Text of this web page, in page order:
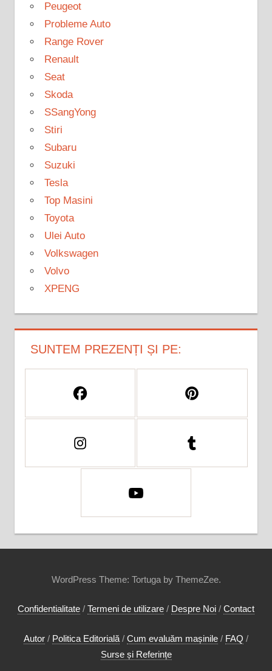
Peugeot
Probleme Auto
Range Rover
Renault
Seat
Skoda
SSangYong
Stiri
Subaru
Suzuki
Tesla
Top Masini
Toyota
Ulei Auto
Volkswagen
Volvo
XPENG
SUNTEM PREZENȚI ȘI PE:
WordPress Theme: Tortuga by ThemeZee.
Confidentialitate / Termeni de utilizare / Despre Noi / Contact
Autor / Politica Editorială / Cum evaluăm mașinile / FAQ /
Surse și Referințe